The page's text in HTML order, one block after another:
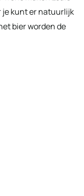
je kunt er natuurlijk
bier worden de